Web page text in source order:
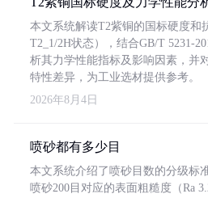
本文系统解读T2紫铜的国标硬度和
T2_1/2H状态），结合GB/T 5231-
析其力学性能指标及影响因素，并
特性差异，为工业选材提供参考。
2026年8月4日
喷砂都有多少目
本文系统介绍了喷砂目数的分级标
喷砂200目对应的表面粗糙度（Ra